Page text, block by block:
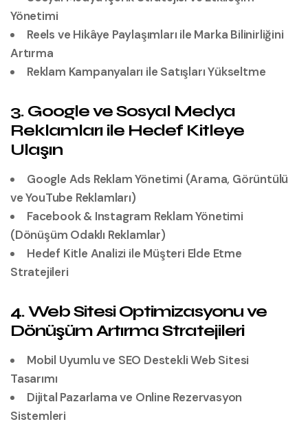
Yönetimi
Reels ve Hikâye Paylaşımları ile Marka Bilinirliğini
Artırma
Reklam Kampanyaları ile Satışları Yükseltme
3. Google ve Sosyal Medya
Reklamları ile Hedef Kitleye
Ulaşın
Google Ads Reklam Yönetimi (Arama, Görüntülü
ve YouTube Reklamları)
Facebook & Instagram Reklam Yönetimi
(Dönüşüm Odaklı Reklamlar)
Hedef Kitle Analizi ile Müşteri Elde Etme
Stratejileri
4. Web Sitesi Optimizasyonu ve
Dönüşüm Artırma Stratejileri
Mobil Uyumlu ve SEO Destekli Web Sitesi
Tasarımı
Dijital Pazarlama ve Online Rezervasyon
Sistemleri